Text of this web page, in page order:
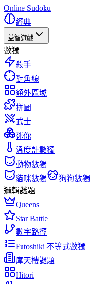
Online Sudoku
經典
益智遊戲
數獨
殺手
對角線
額外區域
拼圖
武士
迷你
溫度計數獨
動物數獨
貓咪數獨
狗狗數獨
邏輯謎題
Queens
Star Battle
數字路徑
Futoshiki 不等式數獨
摩天樓謎題
Hitori